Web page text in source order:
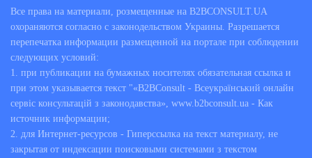
Большинство людей, не интересующихся
вопросами юриспруденции, столкнувшись с
проблемой, решение которой требует определенных
знаний действующего законодательства, теряются и
не понимают, как им поступить в сложившейся
ситуации. Своевременная помощь таким клиентам
профессионального юриста или адвоката,
оказывающего юридические услуги в Ровно на
нашем сервисе, предполагает:
Все права на материали, розмещенные на B2BCONSULT.UA
охораняются согласно с законодельством Украины. Разрешается
перепечатка информации размещенной на портале при соблюдении
следующих условий:
1. при публикации на бумажных носителях обязательная ссылка и
при этом указывается текст "«B2BConsult - Всеукраїнський онлайн
сервіс консультацій з законодавства», www.b2bconsult.ua - Как
источник информации;
2. для Интернет-ресурсов - Гиперссылка на текст материалу, не
закрытая от индексации поисковыми системами з текстом